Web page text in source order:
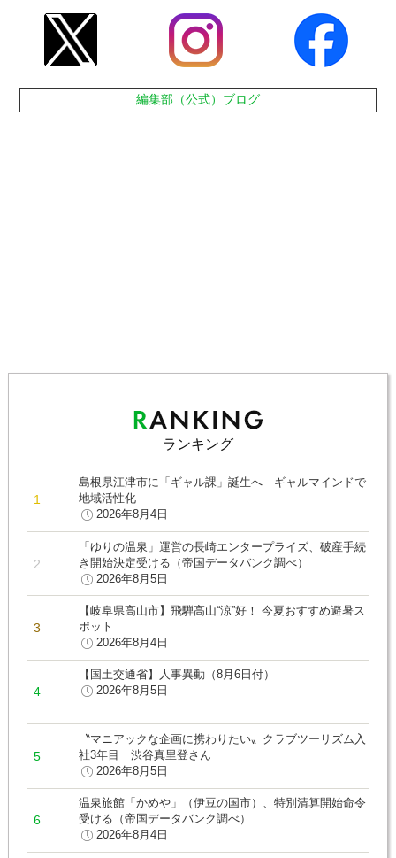
編集部（公式）ブログ
ランキング
島根県江津市に「ギャル課」誕生へ ギャルマインドで
地域活性化
2026年8月4日
「ゆりの温泉」運営の長崎エンタープライズ、破産手続
き開始決定受ける（帝国データバンク調べ）
2026年8月5日
【岐阜県高山市】飛騨高山“涼”好！ 今夏おすすめ避暑ス
ポット
2026年8月4日
【国土交通省】人事異動（8月6日付）
2026年8月5日
〝マニアックな企画に携わりたい〟クラブツーリズム入
社3年目 渋谷真里登さん
2026年8月5日
温泉旅館「かめや」（伊豆の国市）、特別清算開始命令
受ける（帝国データバンク調べ）
2026年8月4日